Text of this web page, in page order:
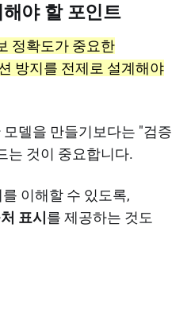
야 할 포인트
정확도가 중요한
방지를 전제로 설계해야
델을 만들기보다는 "검증
는 것이 중요합니다.
이해할 수 있도록,
표시를 제공하는 것도